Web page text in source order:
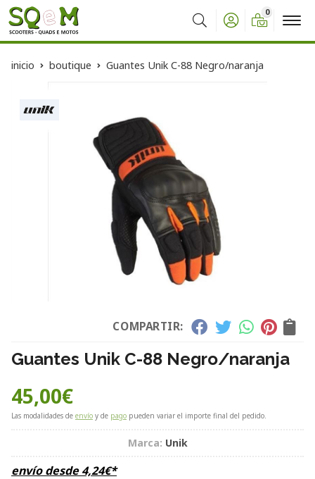
Buscar
0
inicio boutique Guantes Unik C-88 Negro/naranja
COMPARTIR:
Guantes Unik C-88 Negro/naranja
45,00€
Las modalidades de envío y de pago pueden variar el importe final del pedido.
Marca: Unik
envío desde4,24€*